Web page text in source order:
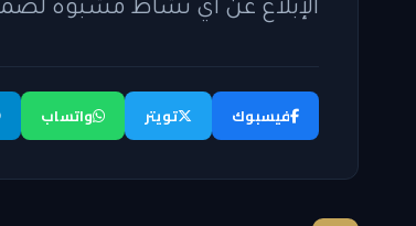
الإبلاغ عن أي نشاط مشبوه
فيسبوك تويتر واتساب